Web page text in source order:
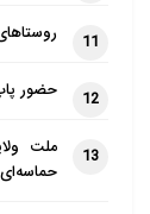
دیدن کنید.
اگر قصد
11
12 حضور
13
ملت